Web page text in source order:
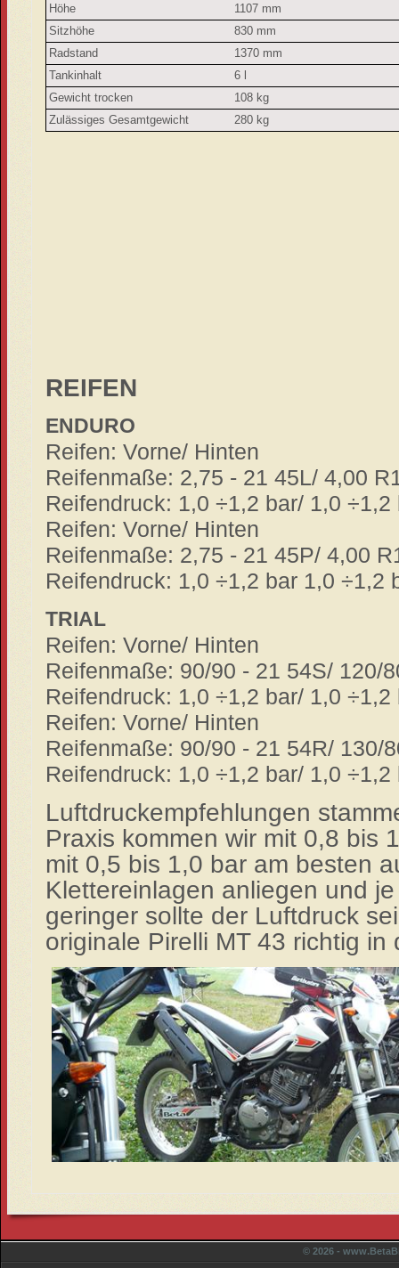
Höhe
1107 mm
Sitzhöhe
830 mm
Radstand
1370 mm
Tankinhalt
6 l
Gewicht trocken
108 kg
Zulässiges Gesamtgewicht
280 kg
REIFEN
ENDURO
Reifen: Vorne/ Hinten
Reifenmaße: 2,75 - 21 45L/ 4,00
Reifendruck: 1,0 ÷1,2 bar/ 1,0 ÷1,2
Reifen: Vorne/ Hinten
Reifenmaße: 2,75 - 21 45P/ 4,00
Reifendruck: 1,0 ÷1,2 bar 1,0 ÷1,2
TRIAL
Reifen: Vorne/ Hinten
Reifenmaße: 90/90 - 21 54S/ 120/
Reifendruck: 1,0 ÷1,2 bar/ 1,0 ÷1,2
Reifen: Vorne/ Hinten
Reifenmaße: 90/90 - 21 54R/ 130/
Reifendruck: 1,0 ÷1,2 bar/ 1,0 ÷1,2
Luftdruckempfehlungen
Praxis kommen wir mit 0,8 bis
mit 0,5 bis 1,0 bar am besten
Klettereinlagen anliegen und
geringer sollte der Luftdruck
originale Pirelli MT 43 richtig in
© 2026 -